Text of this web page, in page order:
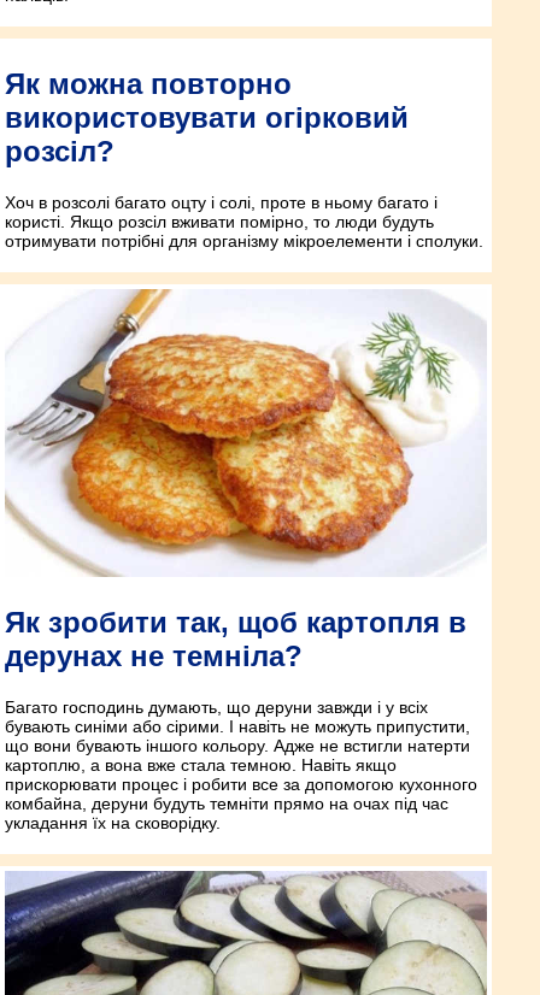
Як можна повторно
використовувати огірковий
розсіл?
Хоч в розсолі багато оцту і солі, проте в ньому багато і
користі. Якщо розсіл вживати помірно, то люди будуть
отримувати потрібні для організму мікроелементи і сполуки.
Як зробити так, щоб картопля в
дерунах не темніла?
Багато господинь думають, що деруни завжди і у всіх
бувають синіми або сірими. І навіть не можуть припустити,
що вони бувають іншого кольору. Адже не встигли натерти
картоплю, а вона вже стала темною. Навіть якщо
прискорювати процес і робити все за допомогою кухонного
комбайна, деруни будуть темніти прямо на очах під час
укладання їх на сковорідку.